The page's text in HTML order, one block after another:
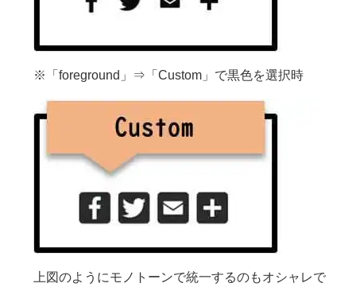
※「foreground」⇒「Custom」で黒色を選択時
上図のようにモノトーンで統一するのもオシャレで